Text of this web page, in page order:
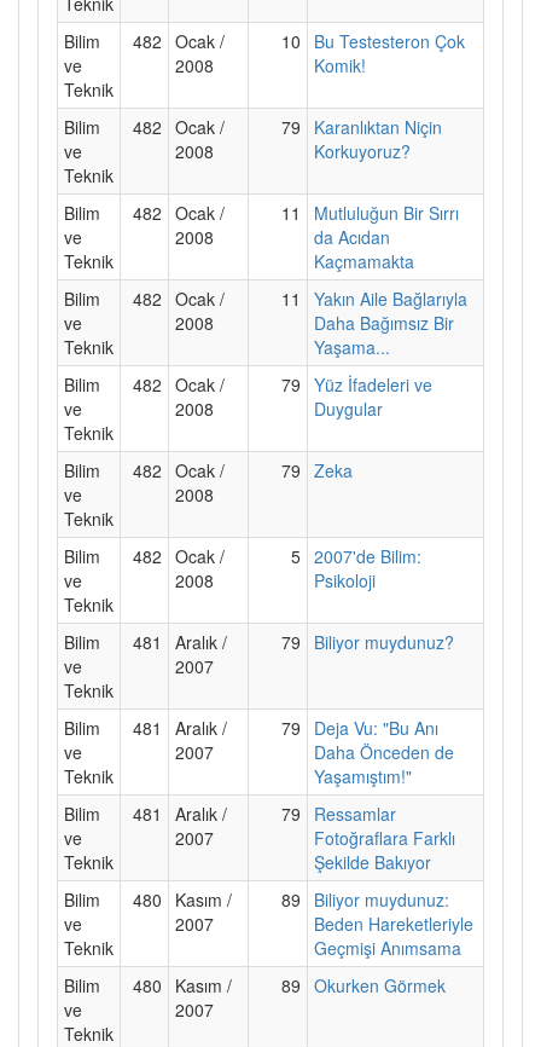
Bilim
ve
Teknik
482 Ocak /
2008
10
Bu Testesteron Çok
Komik!
Bilim
ve
Teknik
482 Ocak /
2008
79
Karanlıktan Niçin
Korkuyoruz?
Bilim
ve
Teknik
482 Ocak /
2008
11
Mutluluğun Bir Sırrı
da Acıdan
Kaçmamakta
Bilim
ve
Teknik
482 Ocak /
2008
11
Yakın Aile Bağlarıyla
Daha Bağımsız Bir
Yaşama...
Bilim
ve
Teknik
482 Ocak /
2008
79 Yüz İfadeleri ve
Duygular
Bilim
ve
Teknik
482 Ocak /
2008
79 Zeka
Bilim
ve
Teknik
482 Ocak /
2008
5 2007'de Bilim:
Psikoloji
Bilim
ve
Teknik
481
Aralık /
2007
79 Biliyor muydunuz?
Bilim
ve
Teknik
481
Aralık /
2007
79
Deja Vu: "Bu Anı
Daha Önceden de
Yaşamıştım!"
Bilim
ve
Teknik
481
Aralık /
2007
79
Ressamlar
Fotoğraflara Farklı
Şekilde Bakıyor
Bilim
ve
Teknik
480
Kasım /
2007
89
Biliyor muydunuz:
Beden Hareketleriyle
Geçmişi Anımsama
Bilim
ve
Teknik
480
Kasım /
2007
89 Okurken Görmek